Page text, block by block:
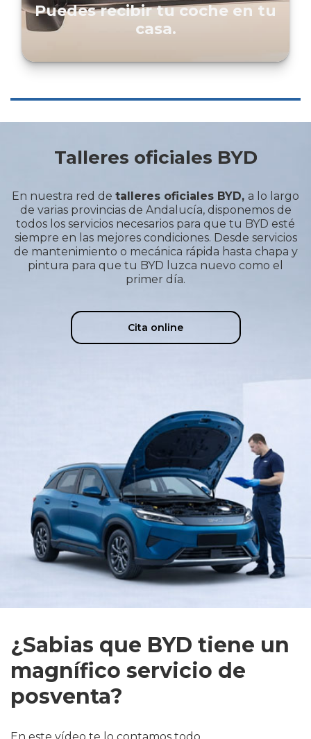
Puedes recibir tu coche en tu
casa.
Talleres oficiales BYD
En nuestra red de talleres oficiales BYD, a lo largo
de varias provincias de Andalucía, disponemos de
todos los servicios necesarios para que tu BYD esté
siempre en las mejores condiciones. Desde servicios
de mantenimiento o mecánica rápida hasta chapa y
pintura para que tu BYD luzca nuevo como el
primer día.
Cita online
¿Sabias que BYD tiene un
magnífico servicio de
posventa?
En este vídeo te lo contamos todo.